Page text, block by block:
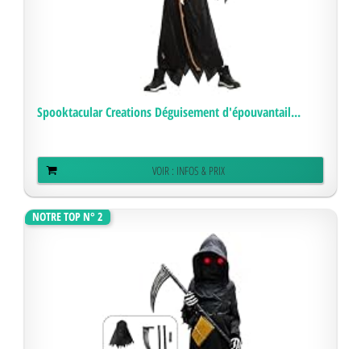
Spooktacular Creations Déguisement d'épouvantail...
VOIR : INFOS & PRIX
NOTRE TOP N° 2